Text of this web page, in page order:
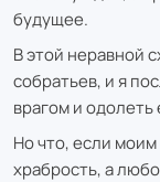
будущее.
В этой неравной
собратьев, и я
врагом и одолеть
Но что, если
храбрость, а